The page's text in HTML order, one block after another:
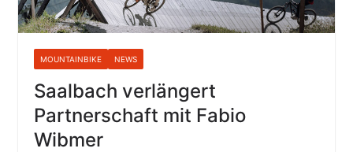
MOUNTAINBIKE NEWS
Saalbach verlängert
Partnerschaft mit Fabio
Wibmer